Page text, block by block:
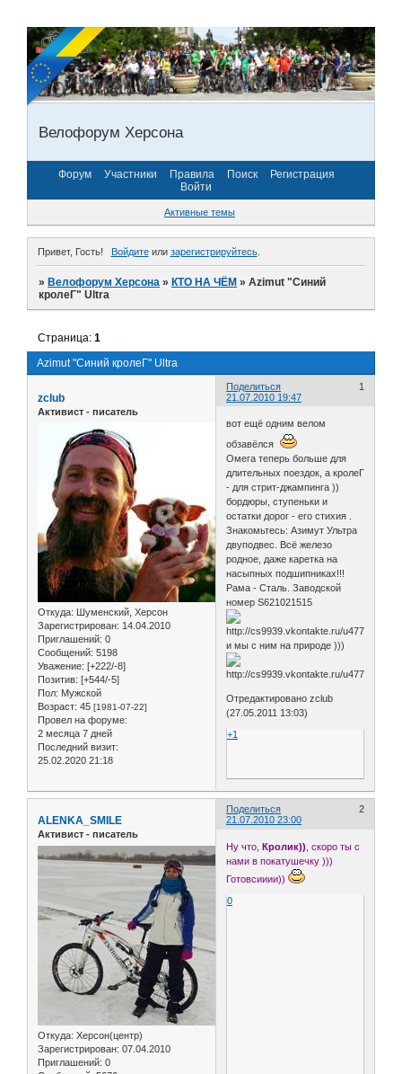
Велофорум Херсона
Форум Участники Правила Поиск
Регистрация
Войти
Активные темы
Привет, Гость! Войдитеили зарегистрируйтесь.
»Велофорум Херсона »КТО НА ЧЁМ »Azimut "Синий
кролеГ" Ultra
Azimut "Синий кролеГ" Ultra
Страница:1
Поделиться
1
21.07.2010 19:47
zclub
Активист - писатель
Откуда: Шуменский, Херсон
Зарегистрирован: 14.04.2010
Приглашений: 0
Сообщений: 5198
Уважение: [+222/-8]
Позитив: [+544/-5]
Пол: Мужской
Возраст: 45 [1981-07-22]
Провел на форуме:
2 месяца 7 дней
Последний визит:
25.02.2020 21:18
вот ещё одним велом
обзавёлся
Омега теперь больше для
длительных поездок, а кролеГ
- для стрит-джампинга ))
бордюры, ступеньки и
остатки дорог - его стихия .
Знакомьтесь: Азимут Ультра
двуподвес. Всё железо
родное, даже каретка на
насыпных подшипниках!!!
Рама - Сталь. Заводской
номер S621021515
и мы с ним на природе )))
Отредактировано zclub
(27.05.2011 13:03)
+1
Поделиться
2
21.07.2010 23:00
ALENKA_SMILE
Активист - писатель
Откуда: Херсон(центр)
Зарегистрирован: 07.04.2010
Приглашений: 0
Ну что,Кролик)) , скоро ты с
нами в покатушечку )))
Готовсииии))
0